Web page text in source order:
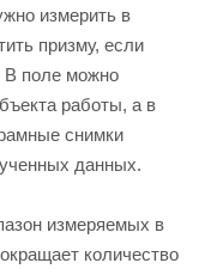
измерить в
призму, если
В поле можно
работы, а в
снимки
данных.
измеряемых в
количество